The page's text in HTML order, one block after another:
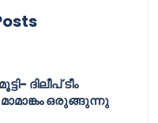
ദിലീപ് ടീം
ഒരുങ്ങുന്നു